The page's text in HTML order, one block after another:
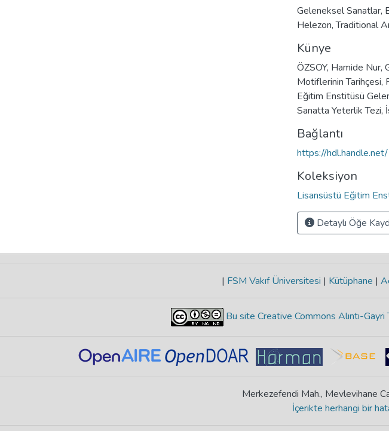
Geleneksel Sanatlar,
Helezon,Traditional
Künye
ÖZSOY, Hamide Nur,
Motiflerinin Tarihçesi,
Eğitim Enstitüsü
Sanatta Yeterlik Tezi,
Bağlantı
https://
Koleksiyon
Lisansüstü Eğitim
Detaylı Öğe
| FSM Vakıf Üniversitesi | Kütüphane |
Bu site Creative Commons Alıntı-
Merkezefendi Mah., Mevlevihane
İçerikte herhangi bir